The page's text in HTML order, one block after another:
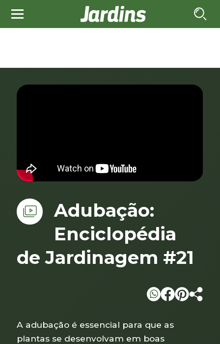
Adubação:
Enciclopédia
de Jardinagem #21
A adubação é essencial para que as
plantas se desenvolvam em boas